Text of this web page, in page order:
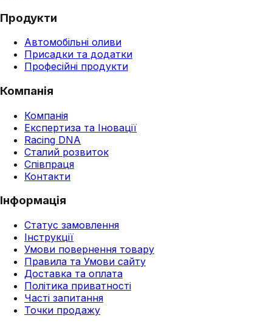
Продукти
Автомобільні оливи
Присадки та додатки
Професійні продукти
Компанія
Компанія
Експертиза та Іновації
Racing DNA
Сталий розвиток
Співпраця
Контакти
Інформація
Статус замовлення
Інструкції
Умови повернення товару
Правила та Умови сайту
Доставка та оплата
Політика приватності
Часті запитання
Точки продажу